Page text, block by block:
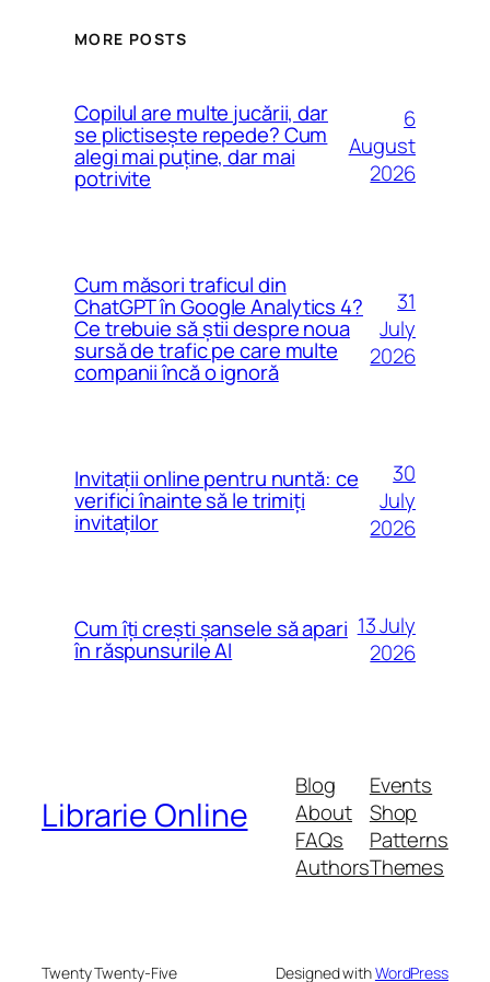
MORE POSTS
Copilul are multe jucării, dar
se plictisește repede? Cum
alegi mai puține, dar mai
potrivite
6
August
2026
Cum măsori traficul din
ChatGPT în Google Analytics 4?
Ce trebuie să știi despre noua
sursă de trafic pe care multe
companii încă o ignoră
31
July
2026
Invitații online pentru nuntă: ce
verifici înainte să le trimiți
invitaților
30
July
2026
Cum îți crești șansele să apari
în răspunsurile AI
13 July
2026
Librarie Online
Blog
About
FAQs
Authors
Events
Shop
Patterns
Themes
Twenty Twenty-Five Designed withWordPress